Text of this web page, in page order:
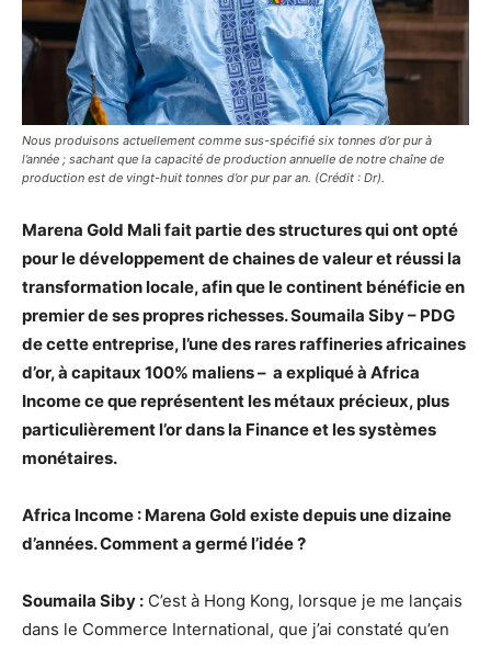
Nous produisons actuellement comme sus-spécifié six tonnes d’or pur à
l’année ; sachant que la capacité de production annuelle de notre chaîne de
production est de vingt-huit tonnes d’or pur par an. (Crédit : Dr).
Marena Gold Mali fait partie des structures qui ont opté
pour le développement de chaines de valeur et réussi la
transformation locale, afin que le continent bénéficie en
premier de ses propres richesses. Soumaila Siby – PDG
de cette entreprise, l’une des rares raffineries africaines
d’or, à capitaux 100% maliens – a expliqué à Africa
Income ce que représentent les métaux précieux, plus
particulièrement l’or dans la Finance et les systèmes
monétaires.
Africa Income : Marena Gold existe depuis une dizaine
d’années. Comment a germé l’idée ?
Soumaila Siby : C’est à Hong Kong, lorsque je me lançais
dans le Commerce International, que j’ai constaté qu’en